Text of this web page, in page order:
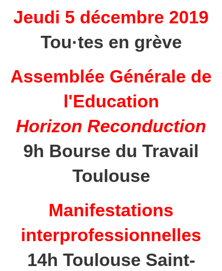
Jeudi 5 décembre 2019
Tou·tes en grève
Assemblée Générale de
l'Education
Horizon Reconduction
9h Bourse du Travail
Toulouse
Manifestations
interprofessionnelles
14h Toulouse Saint-